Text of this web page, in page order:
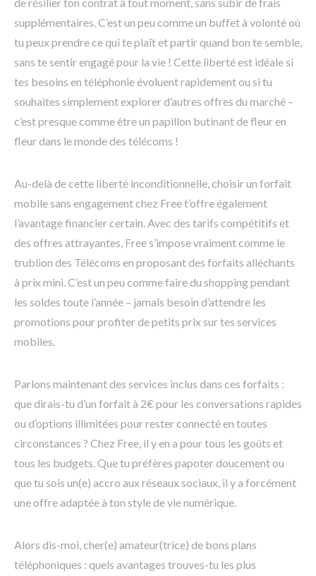
supplémentaires. C’est un peu comme un buffet à volonté où
tu peux prendre ce qui te plaît et partir quand bon te semble,
sans te sentir engagé pour la vie ! Cette liberté est idéale si
tes besoins en téléphonie évoluent rapidement ou si tu
souhaites simplement explorer d’autres offres du marché –
c’est presque comme être un papillon butinant de fleur en
fleur dans le monde des télécoms !
Au-delà de cette liberté inconditionnelle, choisir un forfait
mobile sans engagement chez Free t’offre également
l’avantage financier certain. Avec des tarifs compétitifs et
des offres attrayantes, Free s’impose vraiment comme le
trublion des Télécoms en proposant des forfaits alléchants
à prix mini. C’est un peu comme faire du shopping pendant
les soldes toute l’année – jamais besoin d’attendre les
promotions pour profiter de petits prix sur tes services
mobiles.
Parlons maintenant des services inclus dans ces forfaits :
que dirais-tu d’un forfait à 2€ pour les conversations rapides
ou d’options illimitées pour rester connecté en toutes
circonstances ? Chez Free, il y en a pour tous les goûts et
tous les budgets. Que tu préfères papoter doucement ou
que tu sois un(e) accro aux réseaux sociaux, il y a forcément
une offre adaptée à ton style de vie numérique.
Alors dis-moi, cher(e) amateur(trice) de bons plans
téléphoniques : quels avantages trouves-tu les plus